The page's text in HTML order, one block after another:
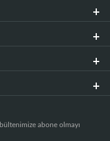
abone olmayı